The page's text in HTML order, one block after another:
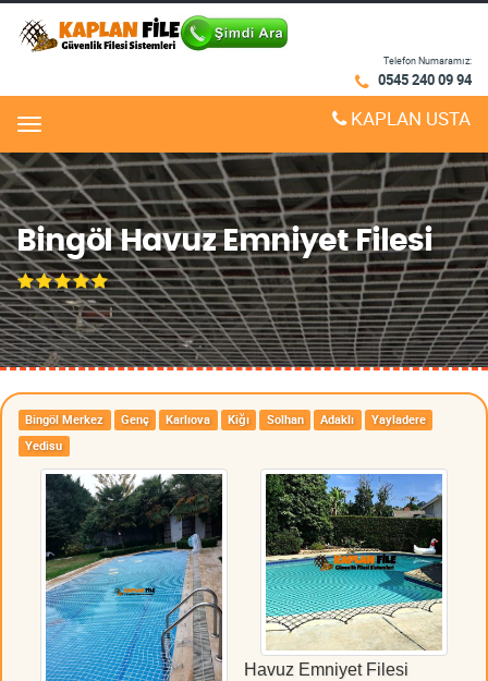
Telefon Numaramız:
0545 240 09 94
Menu KAPLAN USTA
Bingöl Havuz Emniyet Filesi
Bingöl Merkez Genç Karlıova Kiğı Solhan Adaklı
Yayladere
Yedisu
Havuz Emniyet Filesi